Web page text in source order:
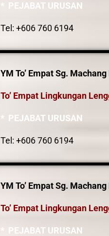
* PEJABAT URUSAN
Tel: +606 760 6194
YM To’ Empat Sg.
To’ Empat Lingkungan
* PEJABAT URUSAN
Tel: +606 760 6194
YM To’ Empat Sg.
To’ Empat Lingkungan
* PEJABAT URUSAN